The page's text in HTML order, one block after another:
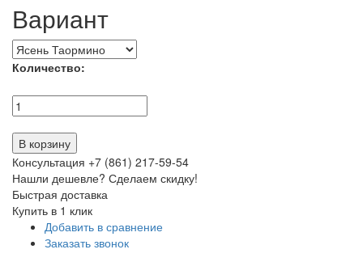
Вариант
Количество:
В корзину
Консультация +7 (861) 217-59-54
Нашли дешевле? Сделаем скидку!
Быстрая доставка
Купить в 1 клик
Добавить в сравнение
Заказать звонок